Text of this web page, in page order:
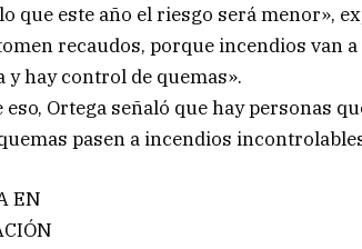
que este año el riesgo será menor»,
recaudos, porque incendios van
y hay control de quemas».
eso, Ortega señaló que hay personas
pasen a incendios
EN